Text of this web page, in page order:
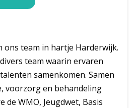
ons team in hartje Harderwijk.
team waarin ervaren
samenkomen. Samen
voorzorg en behandeling
de WMO, Jeugdwet, Basis